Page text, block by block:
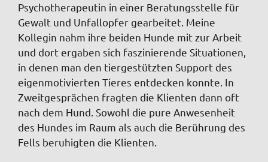
Psychotherapeutin in einer Beratungsstelle für
Gewalt und Unfallopfer gearbeitet. Meine
Kollegin nahm ihre beiden Hunde mit zur Arbeit
und dort ergaben sich faszinierende Situationen,
in denen man den tiergestützten Support des
eigenmotivierten Tieres entdecken konnte. In
Zweitgesprächen fragten die Klienten dann oft
nach dem Hund. Sowohl die pure Anwesenheit
des Hundes im Raum als auch die Berührung des
Fells beruhigten die Klienten.